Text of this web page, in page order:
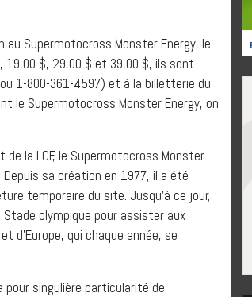
Supermotocross Monster Energy, le
19,00 $, 29,00 $ et 39,00 $, ils sont
1-800-361-4597) et à la billetterie du
le Supermotocross Monster Energy, on
la LCF, le Supermotocross Monster
sa création en 1977, il a été
temporaire du site. Jusqu’à ce jour,
olympique pour assister aux
d’Europe, qui chaque année, se
singulière particularité de